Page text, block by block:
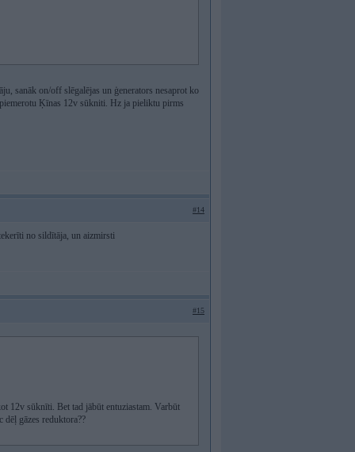
sanāk on/off slēgalējas un ģenerators nesaprot ko
Ķīnas 12v sūkniti. Hz ja pieliktu pirms
#14
no sildītāja, un aizmirsti
#15
12v sūknīti. Bet tad jābūt entuziastam. Varbūt
dēļ gāzes reduktora??